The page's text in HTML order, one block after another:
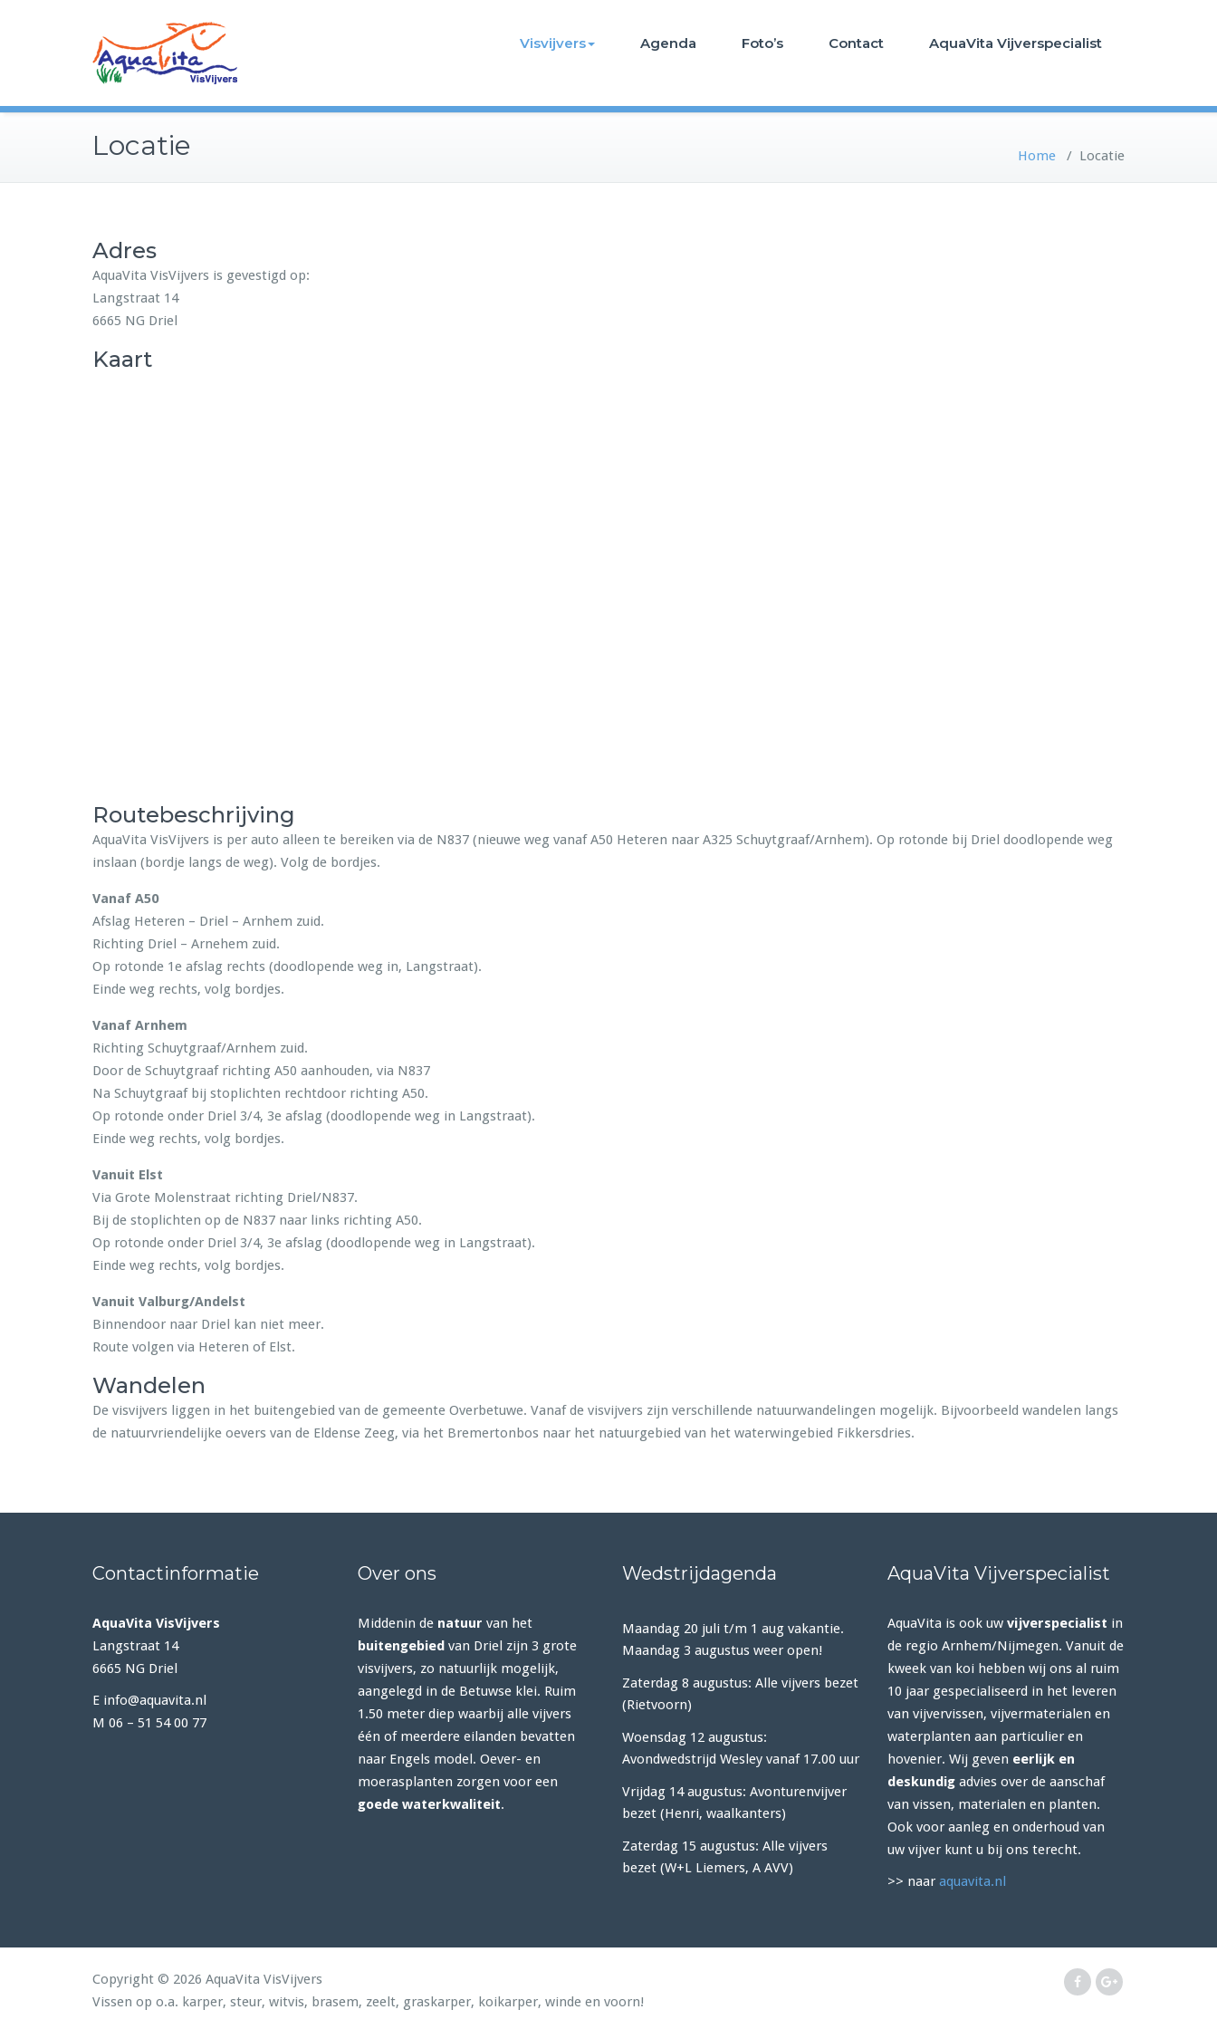
Visvijvers Agenda Foto’s Contact AquaVita Vijverspecialist
Locatie Home / Locatie
Adres
AquaVita VisVijvers is gevestigd op:
Langstraat 14
6665 NG Driel
Kaart
Routebeschrijving
AquaVita VisVijvers is per auto alleen te bereiken via de N837 (nieuwe weg vanaf A50 Heteren naar A325 Schuytgraaf/Arnhem). Op rotonde bij Driel doodlopende weg
inslaan (bordje langs de weg). Volg de bordjes.
Vanaf A50
Afslag Heteren – Driel – Arnhem zuid.
Richting Driel – Arnehem zuid.
Op rotonde 1e afslag rechts (doodlopende weg in, Langstraat).
Einde weg rechts, volg bordjes.
Vanaf Arnhem
Richting Schuytgraaf/Arnhem zuid.
Door de Schuytgraaf richting A50 aanhouden, via N837
Na Schuytgraaf bij stoplichten rechtdoor richting A50.
Op rotonde onder Driel 3/4, 3e afslag (doodlopende weg in Langstraat).
Einde weg rechts, volg bordjes.
Vanuit Elst
Via Grote Molenstraat richting Driel/N837.
Bij de stoplichten op de N837 naar links richting A50.
Op rotonde onder Driel 3/4, 3e afslag (doodlopende weg in Langstraat).
Einde weg rechts, volg bordjes.
Vanuit Valburg/Andelst
Binnendoor naar Driel kan niet meer.
Route volgen via Heteren of Elst.
Wandelen
De visvijvers liggen in het buitengebied van de gemeente Overbetuwe. Vanaf de visvijvers zijn verschillende natuurwandelingen mogelijk. Bijvoorbeeld wandelen langs
de natuurvriendelijke oevers van de Eldense Zeeg, via het Bremertonbos naar het natuurgebied van het waterwingebied Fikkersdries.
Contactinformatie
AquaVita VisVijvers
Langstraat 14
6665 NG Driel
E info@aquavita.nl
M 06 – 51 54 00 77
Over ons
Middenin de natuur van het
buitengebiedvan Driel zijn 3 grote
visvijvers, zo natuurlijk mogelijk,
aangelegd in de Betuwse klei. Ruim
1.50 meter diep waarbij alle vijvers
één of meerdere eilanden bevatten
naar Engels model. Oever- en
moerasplanten zorgen voor een
goede waterkwaliteit.
Wedstrijdagenda
Maandag 20 juli t/m 1 aug vakantie.
Maandag 3 augustus weer open!
Zaterdag 8 augustus: Alle vijvers bezet
(Rietvoorn)
Woensdag 12 augustus:
Avondwedstrijd Wesley vanaf 17.00 uur
Vrijdag 14 augustus: Avonturenvijver
bezet (Henri, waalkanters)
Zaterdag 15 augustus: Alle vijvers
bezet (W+L Liemers, A AVV)
AquaVita Vijverspecialist
AquaVita is ook uw vijverspecialist in
de regio Arnhem/Nijmegen. Vanuit de
kweek van koi hebben wij ons al ruim
10 jaar gespecialiseerd in het leveren
van vijvervissen, vijvermaterialen en
waterplanten aan particulier en
hovenier. Wij geven eerlijk en
deskundigadvies over de aanschaf
van vissen, materialen en planten.
Ook voor aanleg en onderhoud van
uw vijver kunt u bij ons terecht.
>> naar aquavita.nl
Copyright © 2026 AquaVita VisVijvers
Vissen op o.a. karper, steur, witvis, brasem, zeelt, graskarper, koikarper, winde en voorn!